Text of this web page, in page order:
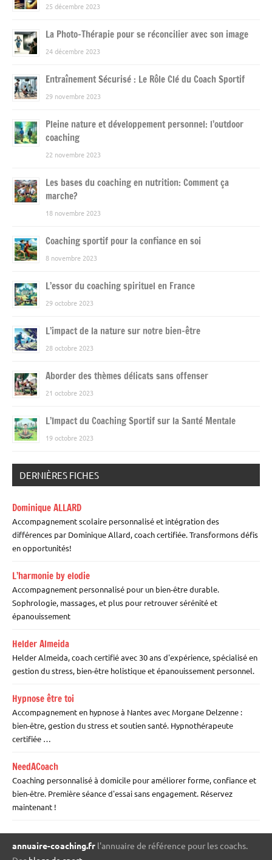
25 décembre 2023
La Photo-Thérapie pour se réconcilier avec son image
24 décembre 2023
Entraînement Sécurisé : Le Rôle Clé du Coach Sportif
29 novembre 2023
Pleine nature et développement personnel: l’outdoor
coaching
22 novembre 2023
Les bases du coaching en nutrition: Comment ça
marche?
18 novembre 2023
Coaching sportif pour la confiance en soi
8 novembre 2023
L’essor du coaching spirituel en France
29 octobre 2023
L’impact de la nature sur notre bien-être
28 octobre 2023
Aborder des thèmes délicats sans offenser
21 octobre 2023
L’Impact du Coaching Sportif sur la Santé Mentale
19 octobre 2023
DERNIÈRES FICHES
Dominique ALLARD
Accompagnement scolaire personnalisé et intégration des
différences par Dominique Allard, coach certifiée. Transformons défis
en opportunités!
L’harmonie by elodie
Accompagnement personnalisé pour un bien-être durable.
Sophrologie, massages, et plus pour retrouver sérénité et
épanouissement
Helder Almeida
Helder Almeida, coach certifié avec 30 ans d'expérience, spécialisé en
gestion du stress, bien-être holistique et épanouissement personnel.
Hypnose être toi
Accompagnement en hypnose à Nantes avec Morgane Delzenne :
bien-être, gestion du stress et soutien santé. Hypnothérapeute
certifiée …
NeedACoach
Coaching personnalisé à domicile pour améliorer forme, confiance et
bien-être. Première séance d'essai sans engagement. Réservez
maintenant !
annuaire-coaching.fr l'annuaire de référence pour les coachs.